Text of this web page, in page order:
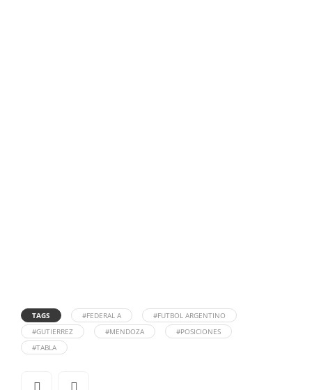
TAGS #FEDERAL A
#FUTBOL ARGENTINO
#GUTIERREZ
#MENDOZA
#POSICIONES
#TABLA